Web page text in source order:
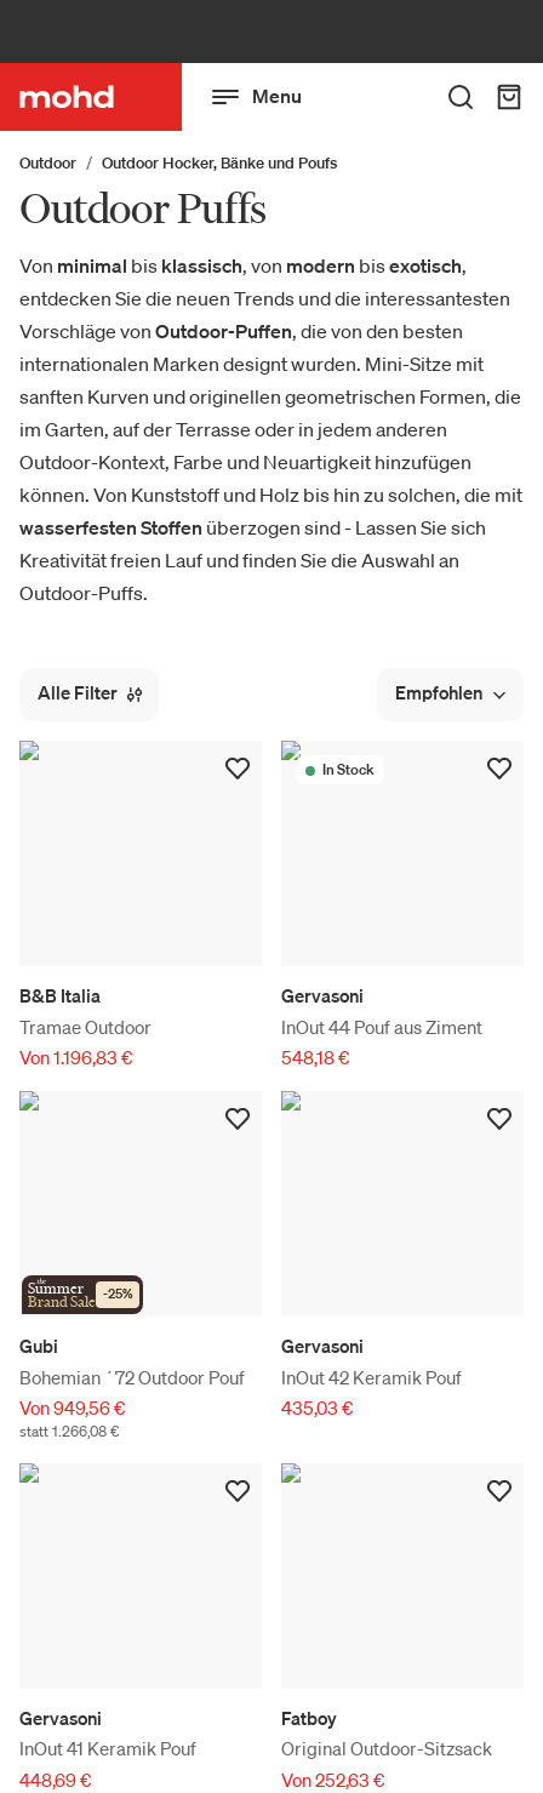
Menu
Outdoor Outdoor Hocker, Bänke und Poufs
Outdoor Puffs
Von minimal bis klassisch, von modern bisexotisch,
entdecken Sie die neuen Trends und die interessantesten
Vorschläge von Outdoor-Puffen, die von den besten
internationalen Marken designt wurden. Mini-Sitze mit
sanften Kurven und originellen geometrischen Formen, die
im Garten, auf der Terrasse oder in jedem anderen
Outdoor-Kontext, Farbe und Neuartigkeit hinzufügen
können. Von Kunststoff und Holz bis hin zu solchen, die mit
wasserfesten Stoffen überzogen sind - Lassen Sie sich
Kreativität freien Lauf und finden Sie die Auswahl an
Outdoor-Puffs.
Alle Filter Empfohlen
B&B Italia
Tramae Outdoor
Von 1.196,83 €
In Stock
Gervasoni
InOut 44 Pouf aus Ziment
548,18 €
the
Summer
Brand Sale -25%
Gubi
Bohemian ´72 Outdoor Pouf
Von 949,56 €
statt 1.266,08 €
Gervasoni
InOut 42 Keramik Pouf
435,03 €
Gervasoni
InOut 41 Keramik Pouf
448,69 €
Fatboy
Original Outdoor-Sitzsack
Von 252,63 €